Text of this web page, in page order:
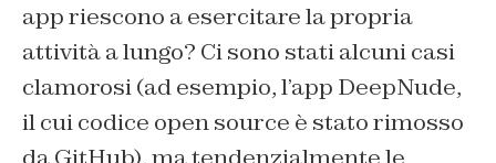
app riescono a esercitare la propria
attività a lungo? Ci sono stati alcuni casi
clamorosi (ad esempio, l’app DeepNude,
il cui codice open source è stato rimosso
da GitHub), ma tendenzialmente le